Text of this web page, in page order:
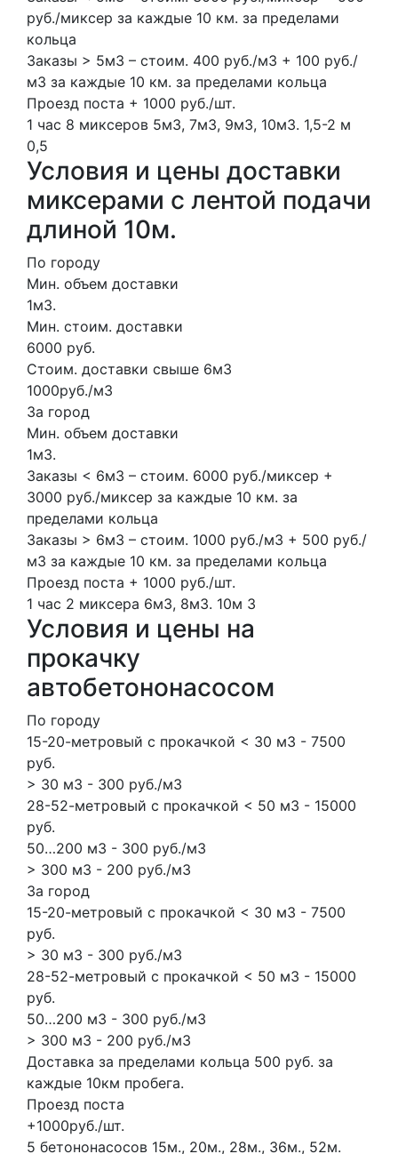
руб./миксер за каждые 10 км. за пределами
кольца
Заказы > 5м3 – стоим. 400 руб./м3 + 100 руб./
м3 за каждые 10 км. за пределами кольца
Проезд поста + 1000 руб./шт.
1 час 8 миксеров 5м3, 7м3, 9м3, 10м3. 1,5-2 м
0,5
Условия и цены доставки
миксерами с лентой подачи
длиной 10м.
По городу
Мин. объем доставки
1м3.
Мин. стоим. доставки
6000 руб.
Стоим. доставки свыше 6м3
1000руб./м3
За город
Мин. объем доставки
1м3.
Заказы < 6м3 – стоим. 6000 руб./миксер +
3000 руб./миксер за каждые 10 км. за
пределами кольца
Заказы > 6м3 – стоим. 1000 руб./м3 + 500 руб./
м3 за каждые 10 км. за пределами кольца
Проезд поста + 1000 руб./шт.
1 час 2 миксера 6м3, 8м3. 10м 3
Условия и цены на
прокачку
автобетононасосом
По городу
15-20-метровый с прокачкой < 30 м3 - 7500
руб.
> 30 м3 - 300 руб./м3
28-52-метровый с прокачкой < 50 м3 - 15000
руб.
50…200 м3 - 300 руб./м3
> 300 м3 - 200 руб./м3
За город
15-20-метровый с прокачкой < 30 м3 - 7500
руб.
> 30 м3 - 300 руб./м3
28-52-метровый с прокачкой < 50 м3 - 15000
руб.
50…200 м3 - 300 руб./м3
> 300 м3 - 200 руб./м3
Доставка за пределами кольца 500 руб. за
каждые 10км пробега.
Проезд поста
+1000руб./шт.
5 бетононасосов 15м., 20м., 28м., 36м., 52м.